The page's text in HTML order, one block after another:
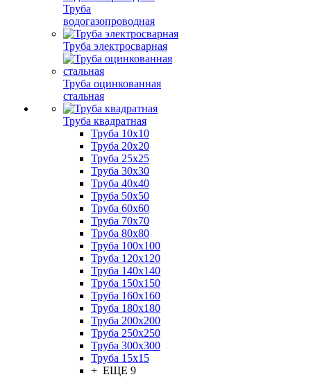
Труба
водогазопроводная
Труба электросварная
Труба оцинкованная
стальная
Труба квадратная
Труба 10x10
Труба 20x20
Труба 25x25
Труба 30x30
Труба 40x40
Труба 50x50
Труба 60x60
Труба 70x70
Труба 80x80
Труба 100x100
Труба 120x120
Труба 140x140
Труба 150x150
Труба 160x160
Труба 180x180
Труба 200x200
Труба 250x250
Труба 300x300
Труба 15x15
+ ЕЩЕ 9